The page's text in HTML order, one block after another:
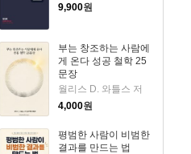
9,900원
부는 창조하는 사람에
게 온다 성공 철학 25
문장
월리스 D. 와틀스 저
4,000원
평범한 사람이 비범한
결과를 만드는 법
|
현대지성